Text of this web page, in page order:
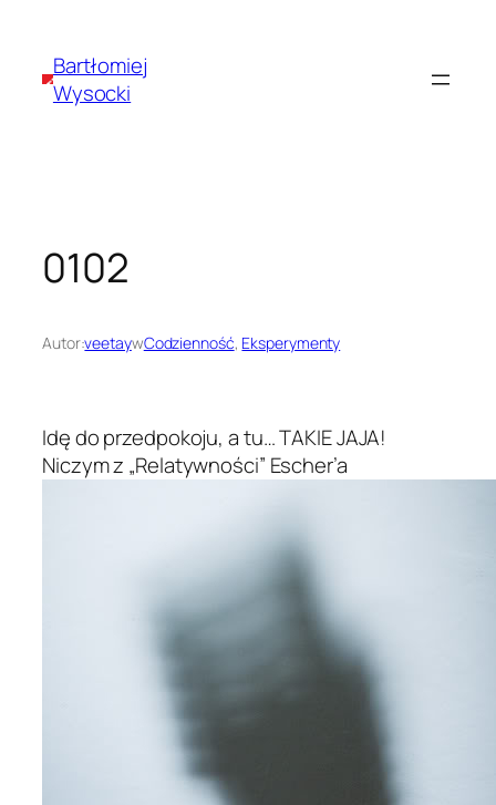
treściBartłomiej
Wysocki
0102
Autor:veetaywCodzienność, Eksperymenty
Idę do przedpokoju, a tu… TAKIE JAJA!
Niczym z „Relatywności” Escher’a